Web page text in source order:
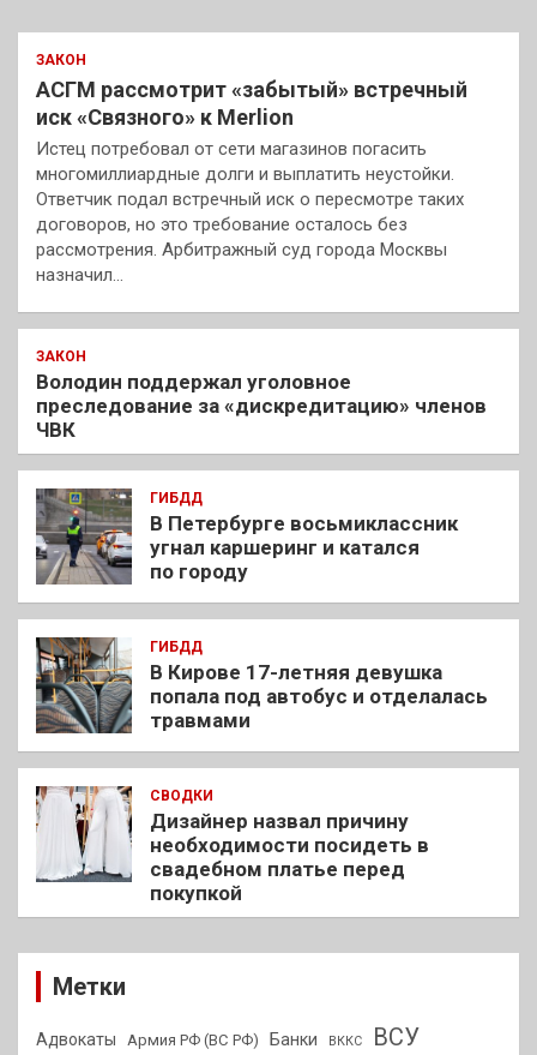
ЗАКОН
АСГМ рассмотрит «забытый» встречный
иск «Связного» к Merlion
Истец потребовал от сети магазинов погасить
многомиллиардные долги и выплатить неустойки.
Ответчик подал встречный иск о пересмотре таких
договоров, но это требование осталось без
рассмотрения. Арбитражный суд города Москвы
назначил…
ЗАКОН
Володин поддержал уголовное
преследование за «дискредитацию» членов
ЧВК
ГИБДД
В Петербурге восьмиклассник
угнал каршеринг и катался
по городу
ГИБДД
В Кирове 17-летняя девушка
попала под автобус и отделалась
травмами
СВОДКИ
Дизайнер назвал причину
необходимости посидеть в
свадебном платье перед
покупкой
Метки
Адвокаты Армия РФ (ВС РФ) Банки ВККС ВСУ